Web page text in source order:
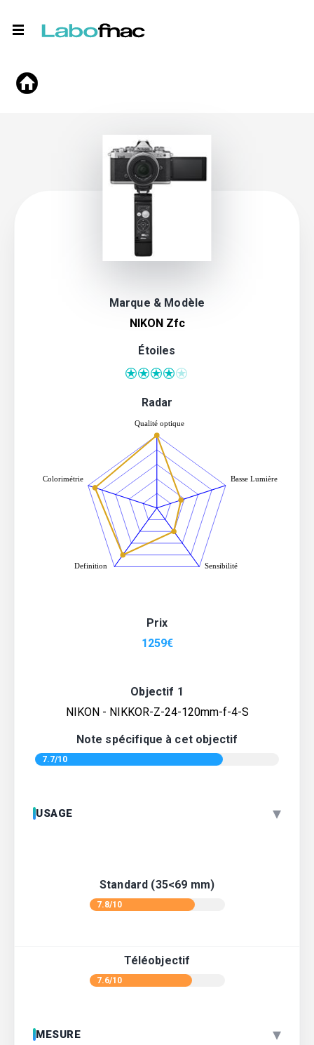
Marque & Modèle
NIKON Zfc
Étoiles
Radar
Prix
1259€
Objectif 1
NIKON - NIKKOR-Z-24-120mm-f-4-S
Note spécifique à cet objectif
7.7/10
USAGE ▾
Standard (35<69 mm)
7.8/10
Téléobjectif
7.6/10
MESURE ▾